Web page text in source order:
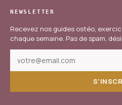
NEWSLETTER
Recevez nos guides ostéo,
chaque semaine. Pas de spam,